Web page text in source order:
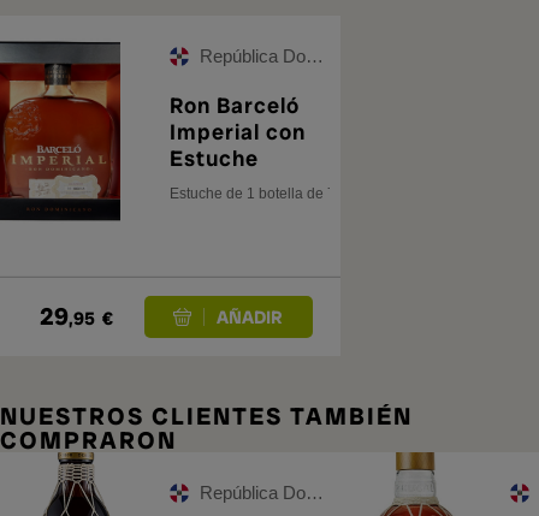
República Dominicana
Ron Barceló
Imperial con
Estuche
Estuche de 1 botella de 70 cl.
29,95 €
NUESTROS CLIENTES TAMBIÉN
COMPRARON
República Dominicana